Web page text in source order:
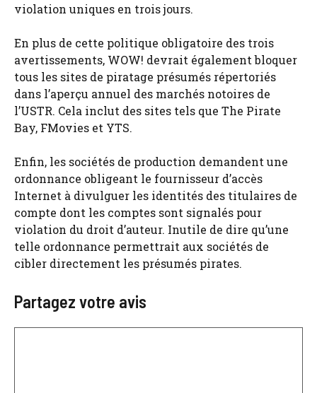
violation uniques en trois jours.
En plus de cette politique obligatoire des trois
avertissements, WOW! devrait également bloquer
tous les sites de piratage présumés répertoriés
dans l’aperçu annuel des marchés notoires de
l’USTR. Cela inclut des sites tels que The Pirate
Bay, FMovies et YTS.
Enfin, les sociétés de production demandent une
ordonnance obligeant le fournisseur d’accès
Internet à divulguer les identités des titulaires de
compte dont les comptes sont signalés pour
violation du droit d’auteur. Inutile de dire qu’une
telle ordonnance permettrait aux sociétés de
cibler directement les présumés pirates.
Partagez votre avis